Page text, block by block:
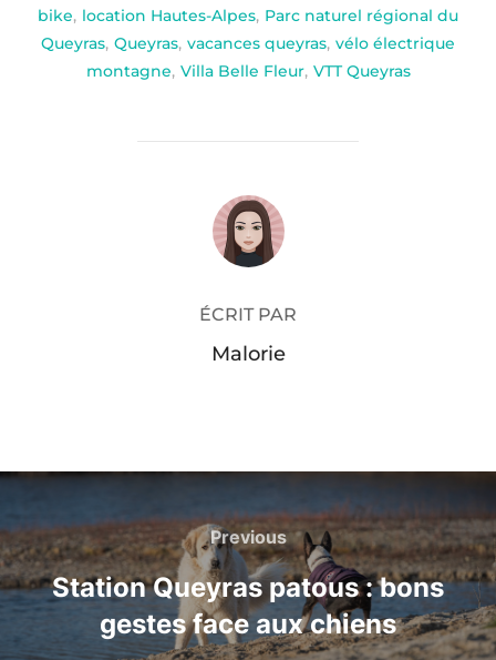
bike, location Hautes-Alpes, Parc naturel régional du
Queyras, Queyras, vacances queyras, vélo électrique
montagne, Villa Belle Fleur, VTT Queyras
AUTEUR DE LA PUBLICATION
ÉCRIT PAR
Malorie
Previous
Station Queyras patous : bons
gestes face aux chiens